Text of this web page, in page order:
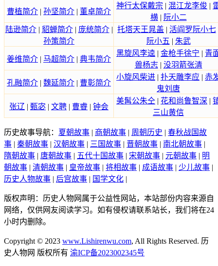
曹植简介 | 孙坚简介 | 董卓简介
神行太保戴宗 | 混江龙李俊 |
横| 阮小二
陆逊简介| 貂蝉简介| 庞统简介|
孙策简介
托塔天王晁盖 | 活阎罗阮小七
阮小五 | 朱武
姜维简介 | 马超简介 | 典韦简介
黑旋风李逵 | 金枪手徐宁 | 青
兽杨志| 没羽箭张清
孔融简介 | 魏延简介 | 曹彰简介
小旋风柴进 | 扑天雕李应 | 赤
鬼刘唐
张辽 | 甄宓 | 文聘 | 曹睿 | 钟会
美髯公朱仝 | 花和尚鲁智深 |
三山黄信
历史故事导航： 夏朝故事 | 商朝故事 | 周朝历史 | 春秋战国故
事 | 秦朝故事 | 汉朝故事 | 三国故事 | 晋朝故事 | 南北朝故事 |
隋朝故事 | 唐朝故事 | 五代十国故事 | 宋朝故事 | 元朝故事 | 明
朝故事 | 清朝故事 | 皇帝故事 | 将相故事 | 成语故事 | 少儿故事 |
历史人物故事 | 后宫故事 | 国学文化 |
版权声明：历史人物网属于公益性网站，本站部份内容来源自
网络，仅供网友阅读学习。如有侵权请联系站长，我们将在24
小时内删除。
Copyright © 2023 www.Lishirenwu.com, All Rights Reserved. 历
史人物网 版权所有 渝ICP备2023002345号